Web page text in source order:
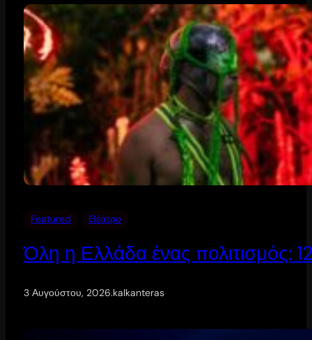
Featured Θέατρο
Όλη η Ελλάδα ένας πολιτισμός:
3 Αυγούστου, 2026.kalkanteras